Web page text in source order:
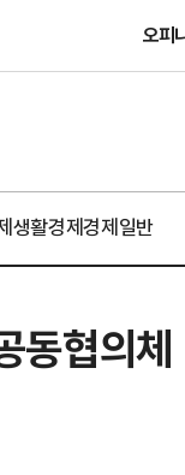
오피
생활경제경제일반
동협의